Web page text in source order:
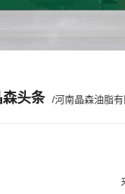
森头条 /河南晶森油脂有